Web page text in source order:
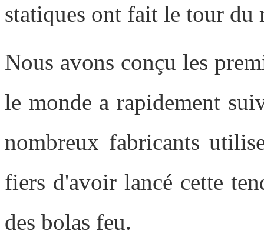
statiques ont fait le tour du
Nous avons conçu les
le monde a rapidement
nombreux fabricants
fiers d'avoir lancé cette
des bolas feu.